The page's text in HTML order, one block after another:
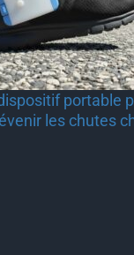
portable
les chutes